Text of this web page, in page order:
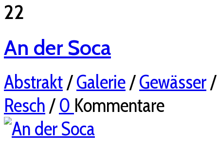
22
An der Soca
Abstrakt/Galerie/Gewässer
Resch /0 Kommentare